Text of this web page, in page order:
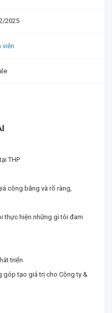
2025
viên
THP
công bằng và rõ ràng,
thực hiện những gì tôi đam
triển
góp tạo giá trị cho Công ty &